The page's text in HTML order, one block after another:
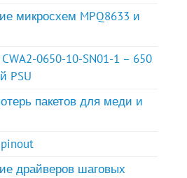
микросхем MPQ8633 и
0650-10-SN01-1 – 650
PSU
пакетов для меди и
драйверов шаговых